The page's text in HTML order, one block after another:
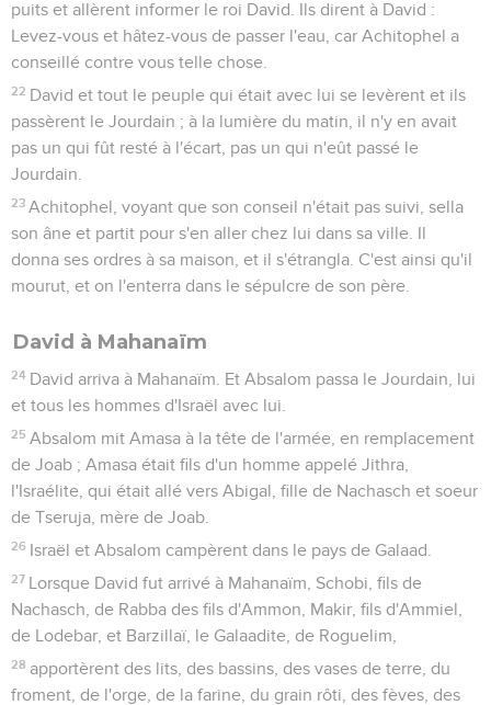
puits et allèrent informer le roi David. Ils dirent à David :
Levez-vous et hâtez-vous de passer l'eau, car Achitophel a
conseillé contre vous telle chose.
22 David et tout le peuple qui était avec lui se levèrent et ils
passèrent le Jourdain ; à la lumière du matin, il n'y en avait
pas un qui fût resté à l'écart, pas un qui n'eût passé le
Jourdain.
23 Achitophel, voyant que son conseil n'était pas suivi, sella
son âne et partit pour s'en aller chez lui dans sa ville. Il
donna ses ordres à sa maison, et il s'étrangla. C'est ainsi qu'il
mourut, et on l'enterra dans le sépulcre de son père.
David à Mahanaïm
24 David arriva à Mahanaïm. Et Absalom passa le Jourdain, lui
et tous les hommes d'Israël avec lui.
25 Absalom mit Amasa à la tête de l'armée, en remplacement
de Joab ; Amasa était fils d'un homme appelé Jithra,
l'Israélite, qui était allé vers Abigal, fille de Nachasch et soeur
de Tseruja, mère de Joab.
26 Israël et Absalom campèrent dans le pays de Galaad.
27 Lorsque David fut arrivé à Mahanaïm, Schobi, fils de
Nachasch, de Rabba des fils d'Ammon, Makir, fils d'Ammiel,
de Lodebar, et Barzillaï, le Galaadite, de Roguelim,
28 apportèrent des lits, des bassins, des vases de terre, du
froment, de l'orge, de la farine, du grain rôti, des fèves, des